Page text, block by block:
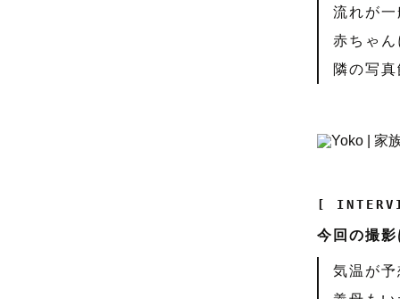
流れが
赤ちゃ
隣の写
[
今回の撮
気温が